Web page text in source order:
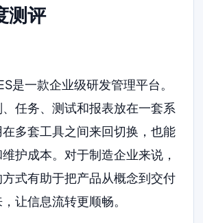
测评
是一款企业级研发管理平台。
任务、测试和报表放在一套系
多套工具之间来回切换，也能
护成本。对于制造企业来说，
式有助于把产品从概念到交付
让信息流转更顺畅。